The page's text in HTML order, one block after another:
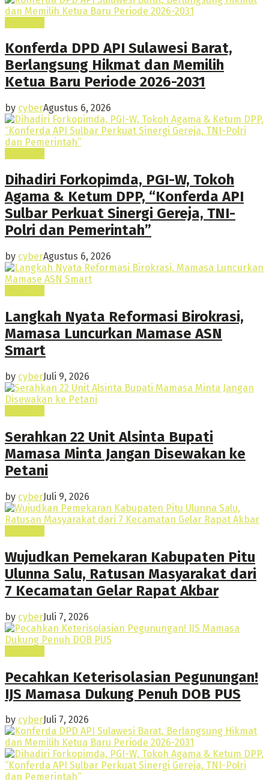
Konferda DPD API Sulawesi Barat,
Berlangsung Hikmat dan Memilih
Ketua Baru Periode 2026-2031
by cyberAgustus 6, 2026
Dihadiri Forkopimda, PGI-W, Tokoh
Agama & Ketum DPP, “Konferda API
Sulbar Perkuat Sinergi Gereja, TNI-
Polri dan Pemerintah”
by cyberAgustus 6, 2026
Langkah Nyata Reformasi Birokrasi,
Mamasa Luncurkan Mamase ASN
Smart
by cyberJuli 9, 2026
Serahkan 22 Unit Alsinta Bupati
Mamasa Minta Jangan Disewakan ke
Petani
by cyberJuli 9, 2026
Wujudkan Pemekaran Kabupaten Pitu
Ulunna Salu, Ratusan Masyarakat dari
7 Kecamatan Gelar Rapat Akbar
by cyberJuli 7, 2026
Pecahkan Keterisolasian Pegunungan!
IJS Mamasa Dukung Penuh DOB PUS
by cyberJuli 7, 2026